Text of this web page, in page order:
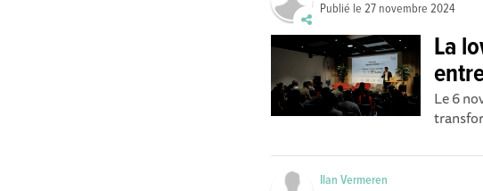
Publié le27 novembre 2024
La
Le 6
Ilan Vermeren